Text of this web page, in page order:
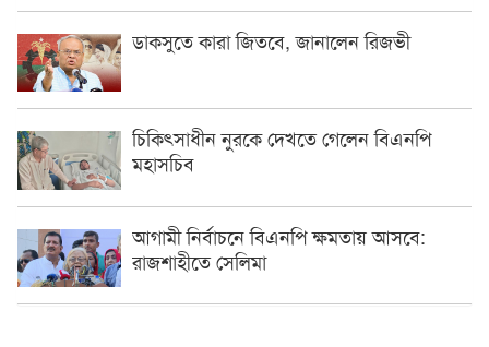
ডাকসুতে কারা জিতবে, জানালেন রিজভী
চিকিৎসাধীন ‍নুরকে দেখতে গেলেন বিএনপি
মহাসচিব
আগামী নির্বাচনে বিএনপি ক্ষমতায় আসবে:
রাজশাহীতে সেলিমা